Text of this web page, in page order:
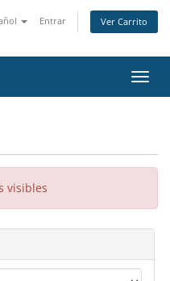
Entrar Ver Carrito
visibles